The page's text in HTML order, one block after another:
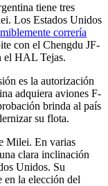
tiene tres
Los Estados Unidos
correría
con el Chengdu JF-
el HAL Tejas.
es la autorización
adquiera aviones F-
brinda al país
su flota.
Milei. En varias
clara inclinación
Unidos. Su
la elección del